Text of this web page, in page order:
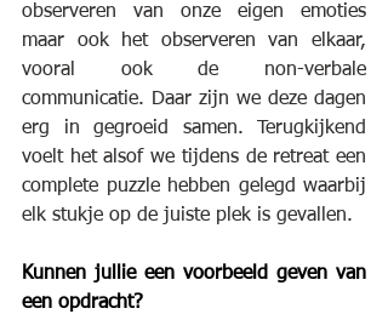
observeren van onze eigen emoties
maar ook het observeren van elkaar,
vooral ook de non-verbale
communicatie. Daar zijn we deze dagen
erg in gegroeid samen. Terugkijkend
voelt het alsof we tijdens de retreat een
complete puzzle hebben gelegd waarbij
elk stukje op de juiste plek is gevallen.
Kunnen jullie een voorbeeld geven van
een opdracht?